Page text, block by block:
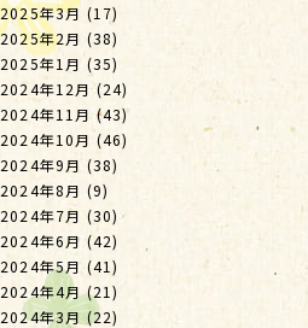
2025年3月 (17)
2025年2月 (38)
2025年1月 (35)
2024年12月 (24)
2024年11月 (43)
2024年10月 (46)
2024年9月 (38)
2024年8月 (9)
2024年7月 (30)
2024年6月 (42)
2024年5月 (41)
2024年4月(21)
2024年3月(22)